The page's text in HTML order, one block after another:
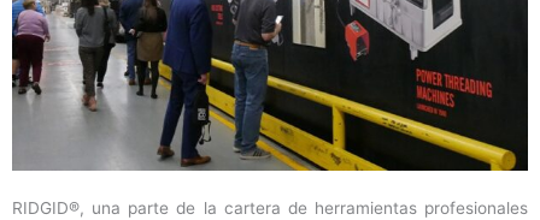
RIDGID®, una parte de la cartera de herramientas profesionales